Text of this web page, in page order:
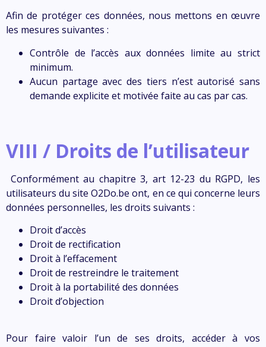
Afin de protéger ces données, nous mettons en œuvre
les mesures suivantes :
Contrôle de l’accès aux données limite au strict
minimum.
Aucun partage avec des tiers n’est autorisé sans
demande explicite et motivée faite au cas par cas.
VIII / Droits de l’utilisateur
Conformément au chapitre 3, art 12-23 du RGPD, les
utilisateurs du siteO2Do.be ont, en ce qui concerne leurs
données personnelles, les droits suivants :
Droit d’accès
Droit de rectification
Droit à l’effacement
Droit de restreindre le traitement
Droit à la portabilité des données
Droit d’objection
Pour faire valoir l’un de ses droits, accéder à vos